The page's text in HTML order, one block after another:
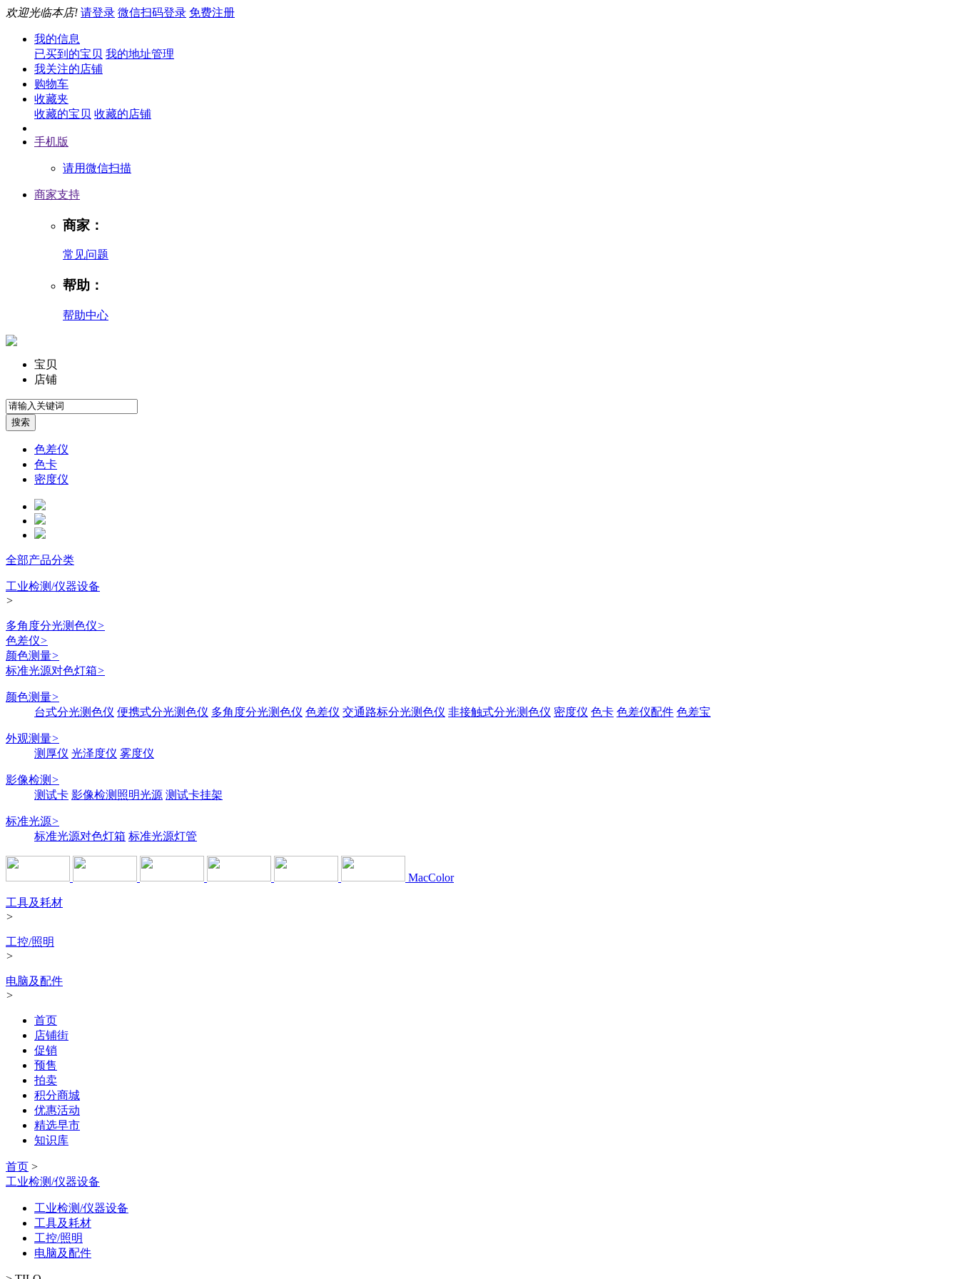
欢迎光临本店! 请登录 微信扫码登录 免费注册
我的信息
已买到的宝贝 我的地址管理
我关注的店铺
购物车
收藏夹
收藏的宝贝 收藏的店铺
手机版
请用微信扫描
商家支持
商家：
常见问题
帮助：
帮助中心
宝贝
店铺
色差仪
色卡
密度仪
全部产品分类
工业检测/仪器设备
>
多角度分光测色仪>
色差仪>
颜色测量>
标准光源对色灯箱>
颜色测量>
台式分光测色仪 便携式分光测色仪 多角度分光测色仪 色差仪 交通路标分光测色仪 非接触式分光测色仪 密度仪 色卡 色差仪配件 色差宝
外观测量>
测厚仪 光泽度仪 雾度仪
影像检测 >
测试卡 影像检测照明光源 测试卡挂架
标准光源>
标准光源对色灯箱 标准光源灯管
MacColor
工具及耗材
>
工控/照明
>
电脑及配件
>
首页
店铺街
促销
预售
拍卖
积分商城
优惠活动
精选早市
知识库
首页 >
工业检测/仪器设备
工业检测/仪器设备
工具及耗材
工控/照明
电脑及配件